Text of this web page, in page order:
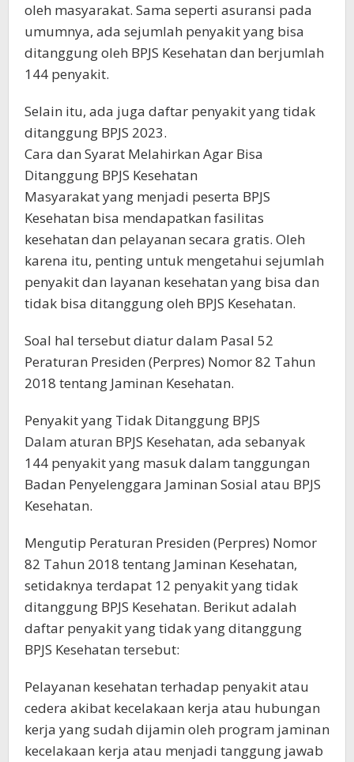
oleh masyarakat. Sama seperti asuransi pada
umumnya, ada sejumlah penyakit yang bisa
ditanggung oleh BPJS Kesehatan dan berjumlah
144 penyakit.
Selain itu, ada juga daftar penyakit yang tidak
ditanggung BPJS 2023.
Cara dan Syarat Melahirkan Agar Bisa
Ditanggung BPJS Kesehatan
Masyarakat yang menjadi peserta BPJS
Kesehatan bisa mendapatkan fasilitas
kesehatan dan pelayanan secara gratis. Oleh
karena itu, penting untuk mengetahui sejumlah
penyakit dan layanan kesehatan yang bisa dan
tidak bisa ditanggung oleh BPJS Kesehatan.
Soal hal tersebut diatur dalam Pasal 52
Peraturan Presiden (Perpres) Nomor 82 Tahun
2018 tentang Jaminan Kesehatan.
Penyakit yang Tidak Ditanggung BPJS
Dalam aturan BPJS Kesehatan, ada sebanyak
144 penyakit yang masuk dalam tanggungan
Badan Penyelenggara Jaminan Sosial atau BPJS
Kesehatan.
Mengutip Peraturan Presiden (Perpres) Nomor
82 Tahun 2018 tentang Jaminan Kesehatan,
setidaknya terdapat 12 penyakit yang tidak
ditanggung BPJS Kesehatan. Berikut adalah
daftar penyakit yang tidak yang ditanggung
BPJS Kesehatan tersebut:
Pelayanan kesehatan terhadap penyakit atau
cedera akibat kecelakaan kerja atau hubungan
kerja yang sudah dijamin oleh program jaminan
kecelakaan kerja atau menjadi tanggung jawab